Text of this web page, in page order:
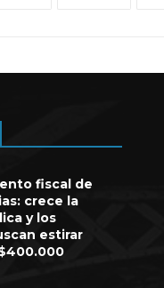
fiscal de
crece la
y los
estirar